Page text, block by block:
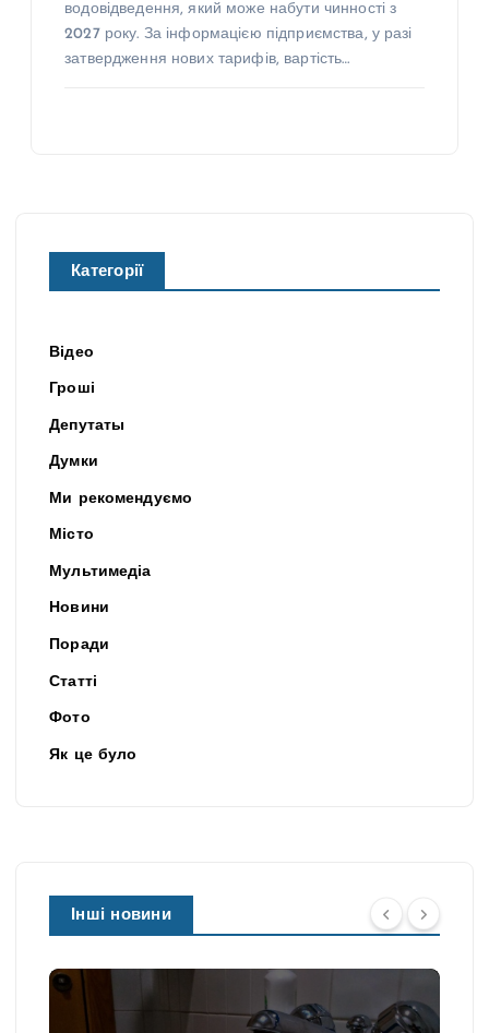
водовідведення, який може набути чинності з
2027 року. За інформацією підприємства, у разі
затвердження нових тарифів, вартість…
Категорії
Відео
Гроші
Депутаты
Думки
Ми рекомендуємо
Місто
Мультимедіа
Новини
Поради
Статті
Фото
Як це було
Інші новини